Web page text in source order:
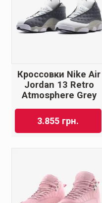
Кроссовки Nike Air
Jordan 13 Retro
Atmosphere Grey
3.855 грн.